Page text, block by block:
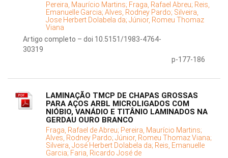
Pereira, Maurício Martins; Fraga, Rafael Abreu; Reis,
Emanuelle Garcia; Alves, Rodney Pardo; Silveira,
Jose Herbert Dolabela da; Júnior, Romeu Thomaz
Viana
Artigo completo – doi 10.5151/1983-4764-
30319
p-177-186
LAMINAÇÃO TMCP DE CHAPAS GROSSAS
PARA AÇOS ARBL MICROLIGADOS COM
NIÓBIO, VANÁDIO E TITÂNIO LAMINADOS NA
GERDAU OURO BRANCO
Fraga, Rafael de Abreu; Pereira, Maurício Martins;
Alves, Rodney Pardo; Júnior, Romeu Thomaz Viana;
Silveira, José Herbert Dolabela da; Reis, Emanuelle
Garcia; Faria, Ricardo José de